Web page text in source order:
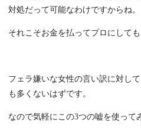
対処だって可能なわけですからね。
それこそお金を払ってプロにして
フェラ嫌いな女性の言い訳に対し
も多くないはずです。
なので気軽にこの3つの嘘を使って